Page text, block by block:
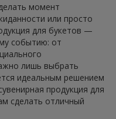
момент
или просто
для букетов —
событию: от
лишь выбрать
идеальным решением
продукция для
сделать отличный